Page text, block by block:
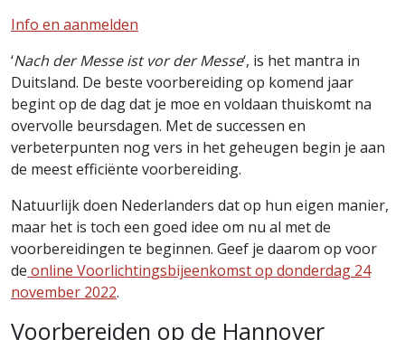
Info en aanmelden
‘Nach der Messe ist vor der Messe‘, is het mantra in
Duitsland. De beste voorbereiding op komend jaar
begint op de dag dat je moe en voldaan thuiskomt na
overvolle beursdagen. Met de successen en
verbeterpunten nog vers in het geheugen begin je aan
de meest efficiënte voorbereiding.
Natuurlijk doen Nederlanders dat op hun eigen manier,
maar het is toch een goed idee om nu al met de
voorbereidingen te beginnen. Geef je daarom op voor
de online Voorlichtingsbijeenkomst op donderdag 24
november 2022.
Voorbereiden op de Hannover